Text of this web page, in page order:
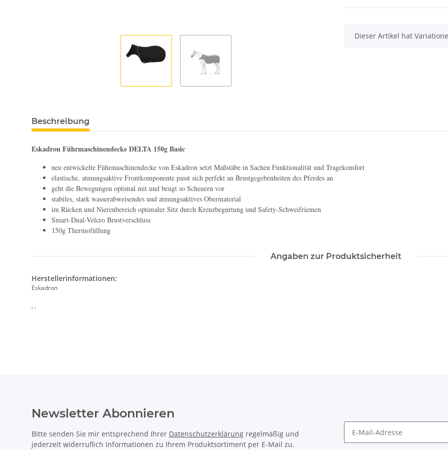
x
Dieser Artikel hat
Beschreibung
Eskadron Führmaschinendecke DELTA 150g Basic
neu entwickelte Führmaschinendecke von Eskadron setzt Maßstäbe in Sachen Funktionalität und Tragekomfort
elastische, atmungsaktive Frontkomponente passt sich perfekt an Brustgegebenheiten des Pferdes an
geht die Bewegungen optimal mit und beugt so Scheuern vor
stabiles, stark wasserabweisendes und atmungsaktives Obermaterial
im Rücken und Nierenbereich optimaler Sitz durch Kreuzbegurtung und Safety-Schweifriemen
Smart-Dual-Velcro Brustverschluss
150g Thermofüllung
Angaben zur Produktsicherheit
Herstellerinformationen:
Eskadron
, ,
Newsletter Abonnieren
Bitte senden Sie mir entsprechend Ihrer Datenschutzerklärung regelmäßig und
jederzeit widerruflich Informationen zu Ihrem Produktsortiment per E-Mail zu.